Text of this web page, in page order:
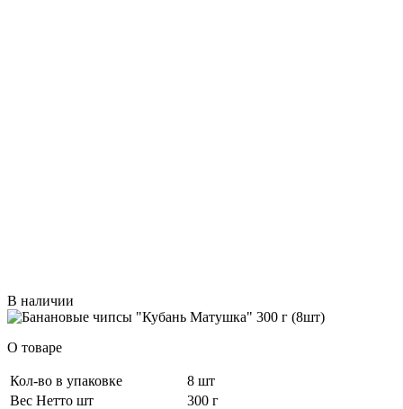
В наличии
О товаре
Кол-во в упаковке
8 шт
Вес Нетто шт
300 г